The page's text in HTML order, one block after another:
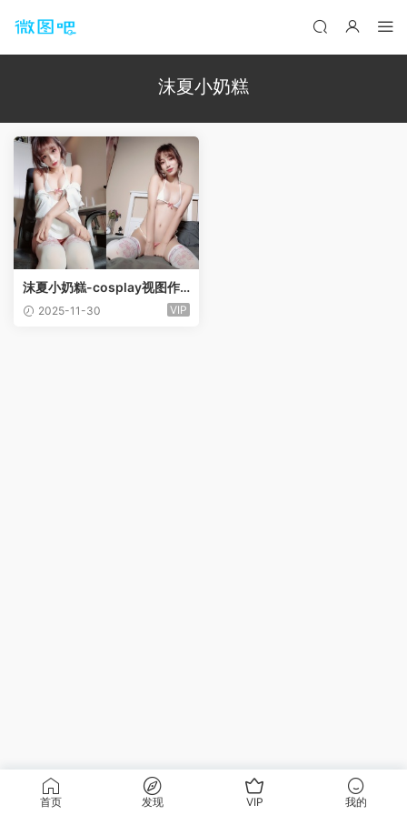
沫夏小奶糕
沫夏小奶糕-cosplay视图作
品合集[2套]
2025-11-30 VIP
首页 发现 VIP 我的